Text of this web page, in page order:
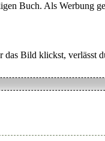
Buch. Als Werbung
das Bild klickst, verlässt